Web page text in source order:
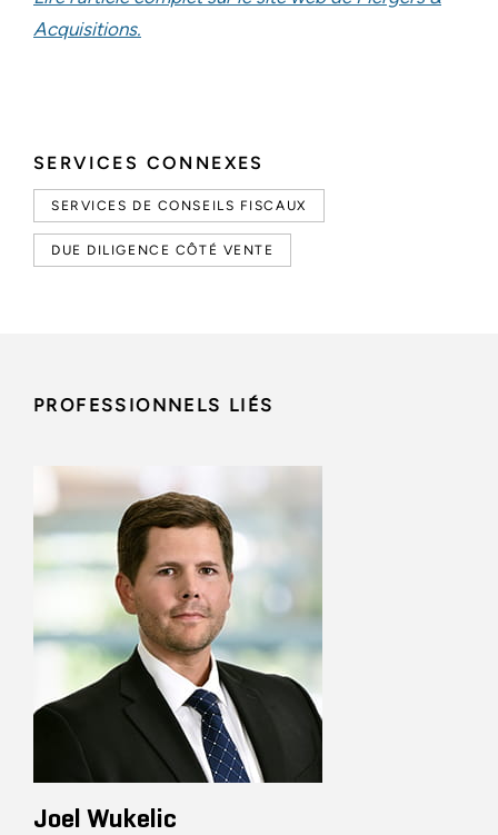
SERVICES CONNEXES
SERVICES DE CONSEILS FISCAUX
DUE DILIGENCE CÔTÉ VENTE
Acquisitions.
PROFESSIONNELS LIÉS
Joel Wukelic